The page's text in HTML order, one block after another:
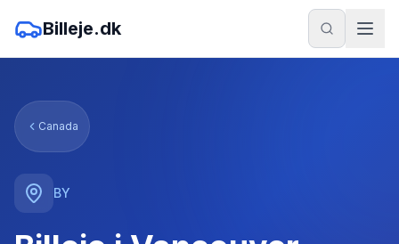
Billeje.dk
Canada
BY